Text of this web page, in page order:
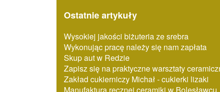
Ostatnie artykuły
Wysokiej jakości biżuteria ze srebra
Wykonując pracę należy się nam zapłata
Skup aut w Redzie
Zapisz się na praktyczne warsztaty
Zakład cukierniczy Michał - cukierki lizaki
Manufaktura ręcznej ceramiki w Bolesławcu.